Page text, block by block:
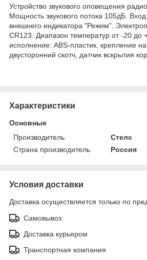
Устройство звукового оповещения
Мощность звукового потока 105дБ.
внешнего индикатора "Режим".
CR123. Диапазон температур от -20 до
исполнение: ABS-пластик, крепление
двусторонний скотч, датчик вскрытия
Характеристики
Основные
Производитель
Стелс
Страна производитель
Россия
Условия доставки
Доставка осуществляется только по
Самовывоз
Доставка курьером
Транспортная компания